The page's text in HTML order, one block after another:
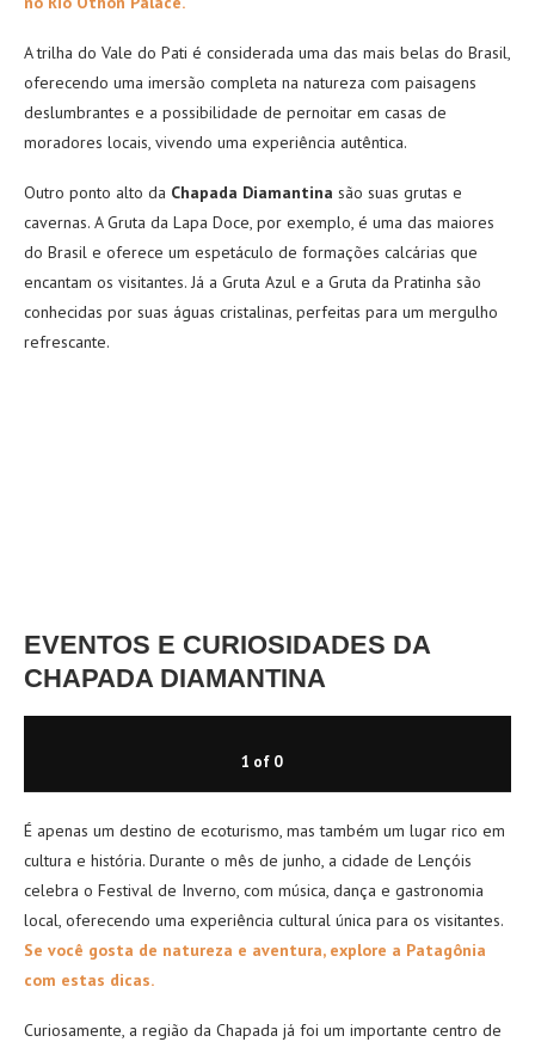
A trilha do Vale do Pati é considerada uma das mais belas do Brasil,
oferecendo uma imersão completa na natureza com paisagens
deslumbrantes e a possibilidade de pernoitar em casas de
moradores locais, vivendo uma experiência autêntica.
Outro ponto alto da Chapada Diamantina são suas grutas e
cavernas. A Gruta da Lapa Doce, por exemplo, é uma das maiores
do Brasil e oferece um espetáculo de formações calcárias que
encantam os visitantes. Já a Gruta Azul e a Gruta da Pratinha são
conhecidas por suas águas cristalinas, perfeitas para um mergulho
refrescante.
EVENTOS E CURIOSIDADES DA
CHAPADA DIAMANTINA
1 of 0
É apenas um destino de ecoturismo, mas também um lugar rico em
cultura e história. Durante o mês de junho, a cidade de Lençóis
celebra o Festival de Inverno, com música, dança e gastronomia
local, oferecendo uma experiência cultural única para os visitantes.
Se você gosta de natureza e aventura, explore a Patagônia
com estas dicas.
Curiosamente, a região da Chapada já foi um importante centro de